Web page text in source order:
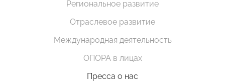
Региональное развитие
Отраслевое развитие
Международная деятельность
ОПОРА в лицах
Пресса о нас